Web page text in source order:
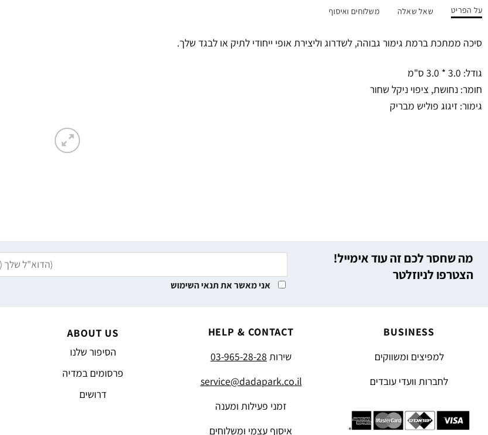
על הפריט שאל שאלה משלוחים ואיסוף
סיכה ממתכת ברמת גימור גבוהה, לשדרוג וליצירת אופי ייחודי לתיק או לבגד שלך.
גודל: 3.0 * 3.0 ס"מ
חומר: נחושת, ציפוי ניקל שחור
גימור: זיגוג פוליש מבריק
מה שחסר לכם זה עוד אימייל!
הצטרפו לניוזלטר
אני מאשר את תנאי השימוש
BUSINESS
למפיצים ומשווקים
לחברות וועדי עובדים
HELP & CONTACT
שירות 03-965-28-28
service@dadapark.co.il
זמני פעילות ומענה
איסוף עצמי ומשלוחים
ABOUT US
הסיפור שלנו
פרסומים במדיה
דרושים